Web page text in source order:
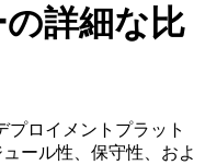
詳細な比
プロイメントプラット
ール性、保守性、およ